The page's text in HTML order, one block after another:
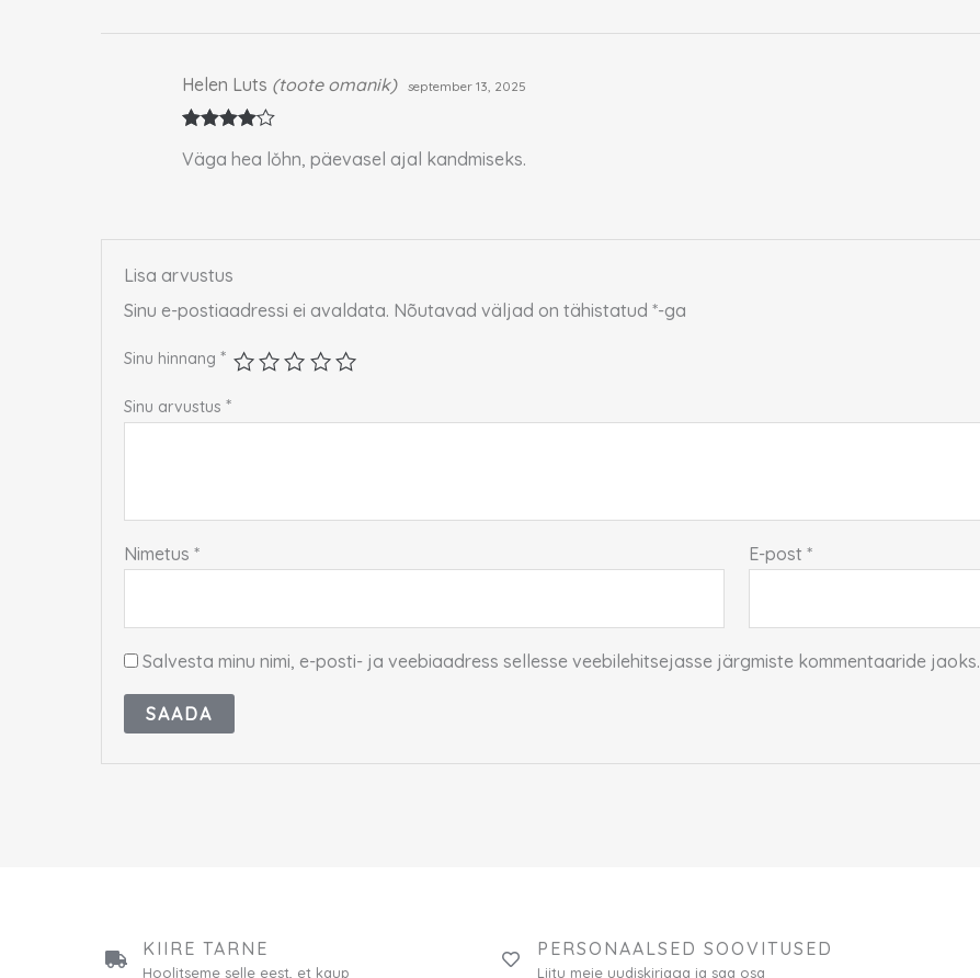
ga4/ 5
Helen Luts (toote omanik) september 13, 2025
Väga hea lǒhn, päevasel ajal kandmiseks.
Lisa arvustus
Sinu e-postiaadressi ei avaldata. Nõutavad väljad on tähistatud*-ga
Sinu hinnang*
Sinu arvustus*
Nimetus* E-post*
Salvesta minu nimi, e-posti- ja veebiaadress sellesse veebilehitsejasse järgmiste kommentaaride jaoks.
KIIRE TARNE
Hoolitseme selle eest, et kaup
PERSONAALSED SOOVITUSED
Liitu meie uudiskirjaga ja saa osa